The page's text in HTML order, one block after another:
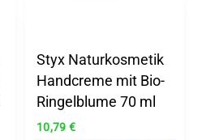
Styx Naturkosmetik
Handcreme mit Bio-
Ringelblume 70 ml
10,79 €